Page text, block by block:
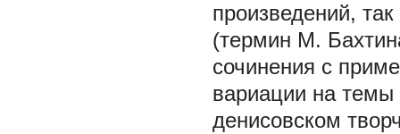
произведений,
(термин М.
сочинения с
вариации на
денисовском